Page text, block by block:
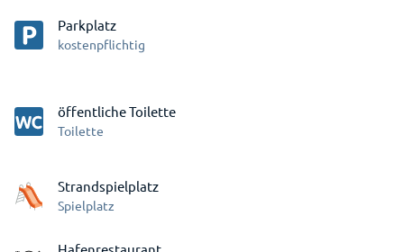
Parkplatz
kostenpflichtig
öffentliche Toilette
Toilette
Strandspielplatz
Spielplatz